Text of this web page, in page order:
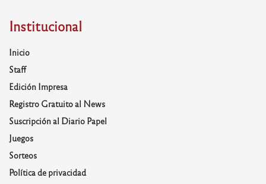
Institucional
Inicio
Staff
Edición Impresa
Registro Gratuito al News
Suscripción al Diario Papel
Juegos
Sorteos
Política de privacidad